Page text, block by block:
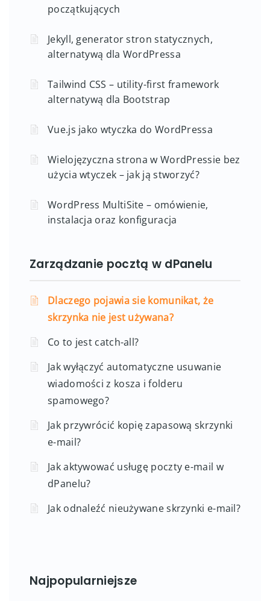
początkujących
Jekyll, generator stron statycznych,
alternatywą dla WordPressa
Tailwind CSS – utility-first framework
alternatywą dla Bootstrap
Vue.js jako wtyczka do WordPressa
Wielojęzyczna strona w WordPressie bez
użycia wtyczek – jak ją stworzyć?
WordPress MultiSite – omówienie,
instalacja oraz konfiguracja
Zarządzanie pocztą w dPanelu
Dlaczego pojawia sie komunikat, że
skrzynka nie jest używana?
Co to jest catch-all?
Jak wyłączyć automatyczne usuwanie
wiadomości z kosza i folderu
spamowego?
Jak przywrócić kopię zapasową skrzynki
e-mail?
Jak aktywować usługę poczty e-mail w
dPanelu?
Jak odnaleźć nieużywane skrzynki e-mail?
Najpopularniejsze